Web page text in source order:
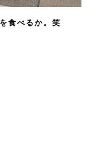
食べるか。笑